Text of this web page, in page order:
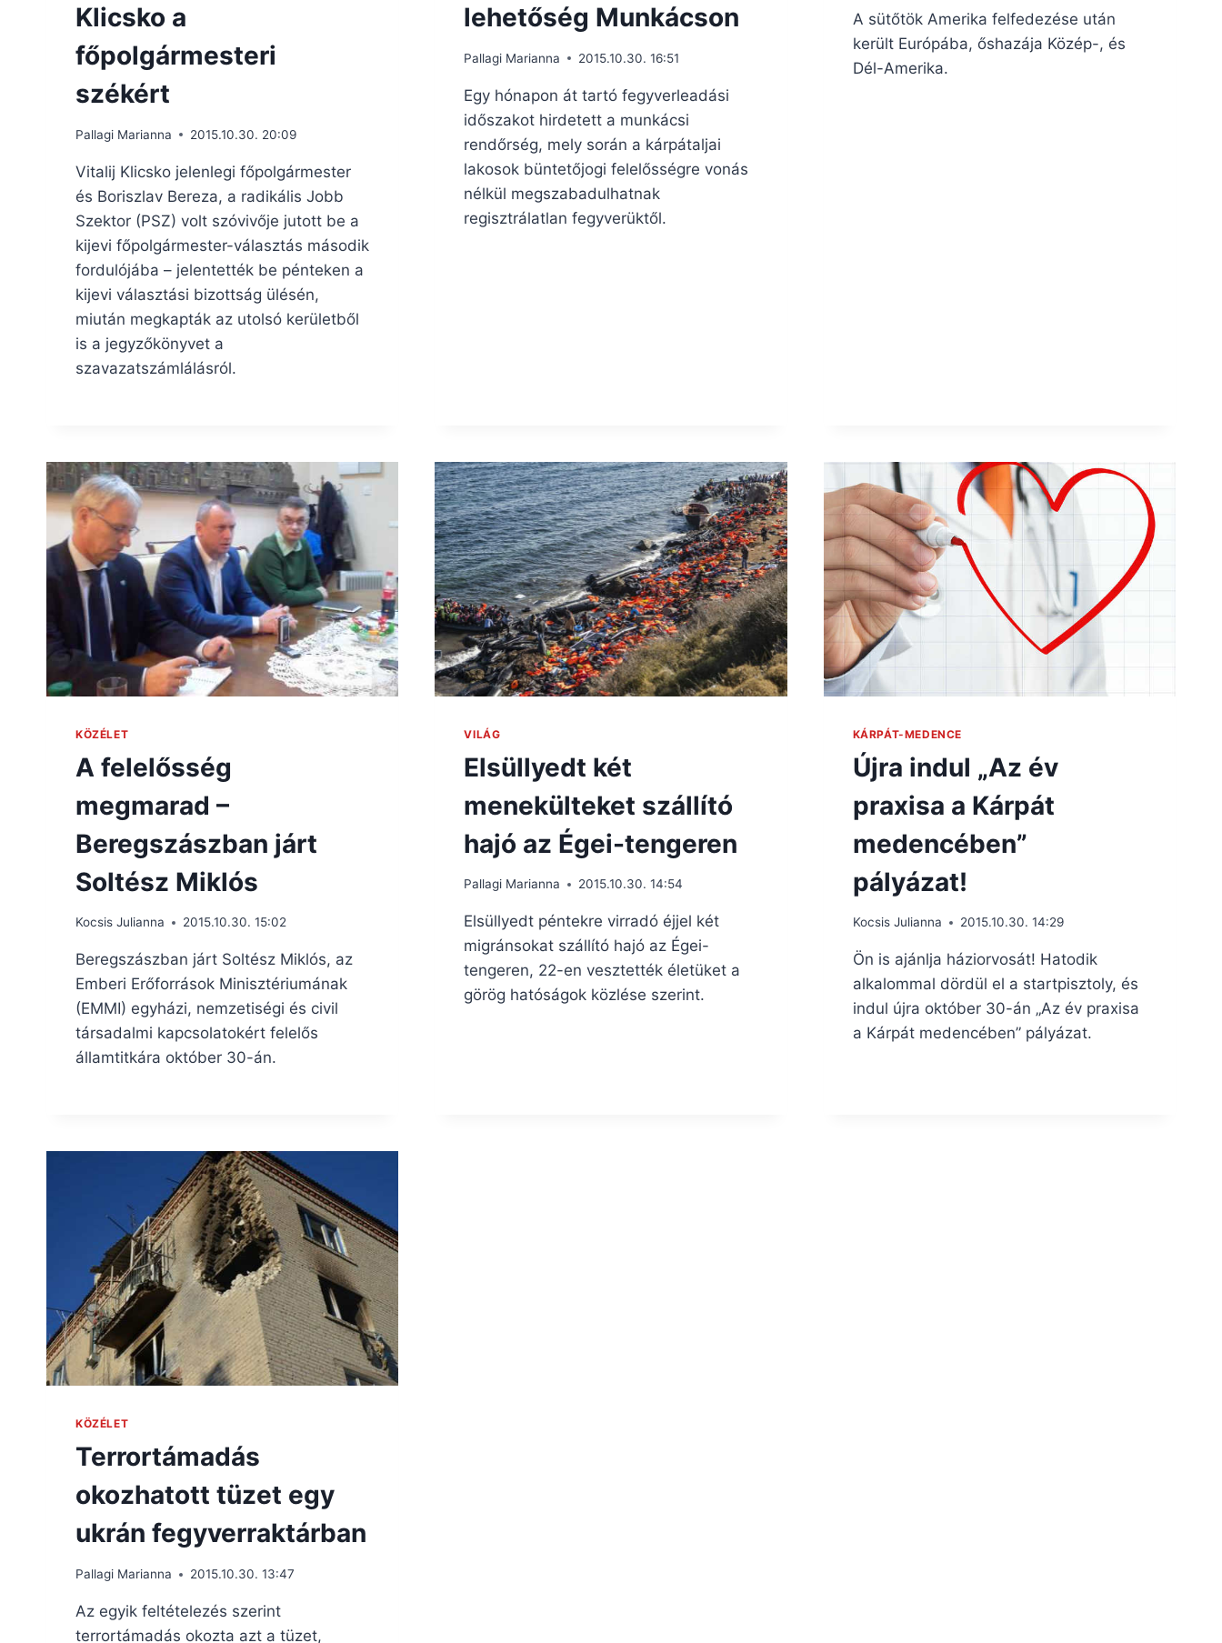
Klicsko a
főpolgármesteri
székért
Pallagi Marianna 2015.10.30. 20:09
Vitalij Klicsko jelenlegi főpolgármester
és Boriszlav Bereza, a radikális Jobb
Szektor (PSZ) volt szóvivője jutott be a
kijevi főpolgármester-választás második
fordulójába – jelentették be pénteken a
kijevi választási bizottság ülésén,
miután megkapták az utolsó kerületből
is a jegyzőkönyvet a
szavazatszámlálásról.
lehetőség Munkácson
Pallagi Marianna 2015.10.30. 16:51
Egy hónapon át tartó fegyverleadási
időszakot hirdetett a munkácsi
rendőrség, mely során a kárpátaljai
lakosok büntetőjogi felelősségre vonás
nélkül megszabadulhatnak
regisztrálatlan fegyverüktől.
A sütőtök Amerika felfedezése után
került Európába, őshazája Közép-, és
Dél-Amerika.
KÖZÉLET
A felelősség
megmarad –
Beregszászban járt
Soltész Miklós
Kocsis Julianna 2015.10.30. 15:02
Beregszászban járt Soltész Miklós, az
Emberi Erőforrások Minisztériumának
(EMMI) egyházi, nemzetiségi és civil
társadalmi kapcsolatokért felelős
államtitkára október 30-án.
VILÁG
Elsüllyedt két
menekülteket szállító
hajó az Égei-tengeren
Pallagi Marianna 2015.10.30. 14:54
Elsüllyedt péntekre virradó éjjel két
migránsokat szállító hajó az Égei-
tengeren, 22-en vesztették életüket a
görög hatóságok közlése szerint.
KÁRPÁT-MEDENCE
Újra indul „Az év
praxisa a Kárpát
medencében”
pályázat!
Kocsis Julianna 2015.10.30. 14:29
Ön is ajánlja háziorvosát! Hatodik
alkalommal dördül el a startpisztoly, és
indul újra október 30-án „Az év praxisa
a Kárpát medencében” pályázat.
KÖZÉLET
Terrortámadás
okozhatott tüzet egy
ukrán fegyverraktárban
Pallagi Marianna 2015.10.30. 13:47
Az egyik feltételezés szerint
terrortámadás okozta azt a tüzet,